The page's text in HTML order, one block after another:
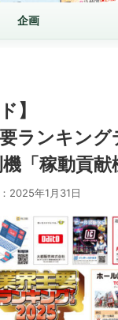
企画
】
ランキン
機「稼動貢
2025年1月31日